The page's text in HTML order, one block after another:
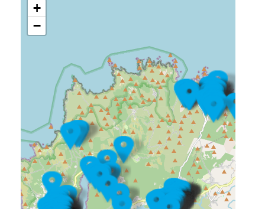
+
−